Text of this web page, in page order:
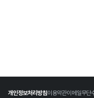
개인정보처리방침이용약관이메일무단